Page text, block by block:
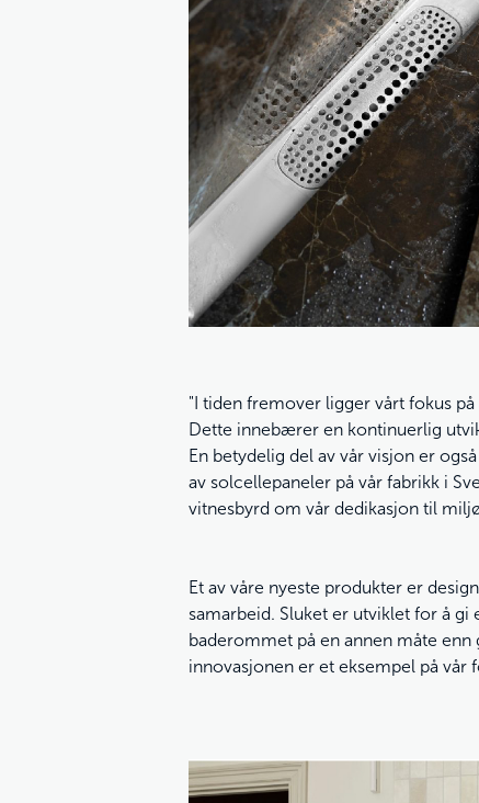
"I tiden fremover ligger vårt fokus
Dette innebærer en kontinuerlig
En betydelig del av vår visjon er
av solcellepaneler på vår fabrikk i
vitnesbyrd om vår dedikasjon til
Et av våre nyeste produkter er
samarbeid. Sluket er utviklet for å
baderommet på en annen måte
innovasjonen er et eksempel på vår